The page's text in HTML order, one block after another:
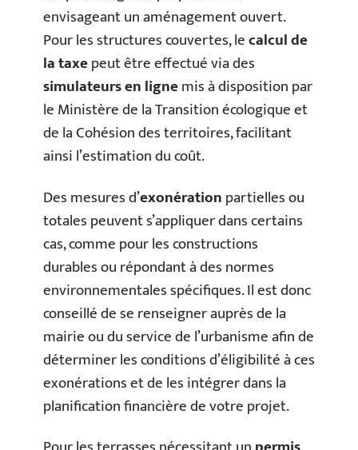
envisageant un aménagement ouvert.
Pour les structures couvertes, lecalcul de
la taxepeut être effectué via des
simulateurs en lignemis à disposition par
le Ministère de la Transition écologique et
de la Cohésion des territoires, facilitant
ainsi l’estimation du coût.
Des mesures d’exonérationpartielles ou
totales peuvent s’appliquer dans certains
cas, comme pour les constructions
durables ou répondant à des normes
environnementales spécifiques. Il est donc
conseillé de se renseigner auprès de la
mairie ou du service de l’urbanisme afin de
déterminer les conditions d’éligibilité à ces
exonérations et de les intégrer dans la
planification financière de votre projet.